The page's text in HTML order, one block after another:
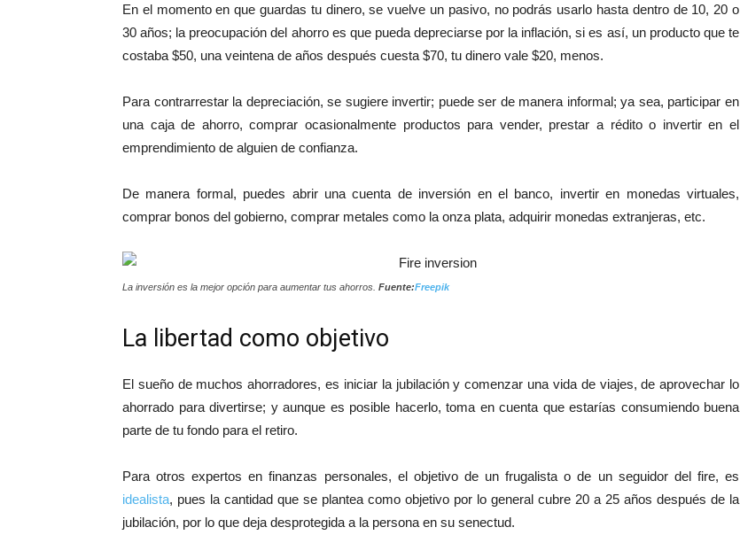
En el momento en que guardas tu dinero, se vuelve un pasivo, no podrás usarlo hasta dentro de 10, 20 o
30 años; la preocupación del ahorro es que pueda depreciarse por la inflación, si es así, un producto que te
costaba $50, una veintena de años después cuesta $70, tu dinero vale $20, menos.
Para contrarrestar la depreciación, se sugiere invertir; puede ser de manera informal; ya sea, participar en
una caja de ahorro, comprar ocasionalmente productos para vender, prestar a rédito o invertir en el
emprendimiento de alguien de confianza.
De manera formal, puedes abrir una cuenta de inversión en el banco, invertir en monedas virtuales,
comprar bonos del gobierno, comprar metales como la onza plata, adquirir monedas extranjeras, etc.
La inversión es la mejor opción para aumentar tus ahorros. Fuente:Freepik
La libertad como objetivo
El sueño de muchos ahorradores, es iniciar la jubilación y comenzar una vida de viajes, de aprovechar lo
ahorrado para divertirse; y aunque es posible hacerlo, toma en cuenta que estarías consumiendo buena
parte de tu fondo para el retiro.
Para otros expertos en finanzas personales, el objetivo de un frugalista o de un seguidor del fire, es
idealista, pues la cantidad que se plantea como objetivo por lo general cubre 20 a 25 años después de la
jubilación, por lo que deja desprotegida a la persona en su senectud.